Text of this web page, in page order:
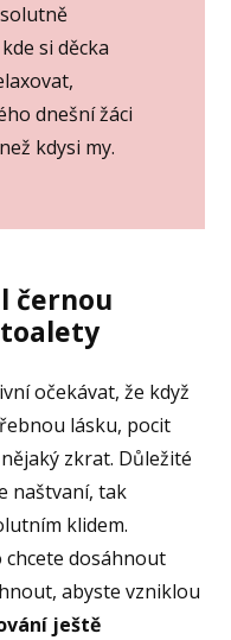
si děcka
dnešní žáci
kdysi my.
černou
očekávat, že když
lásku, pocit
zkrat. Důležité
naštvaní, tak
klidem.
chcete dosáhnout
abyste vzniklou
ještě